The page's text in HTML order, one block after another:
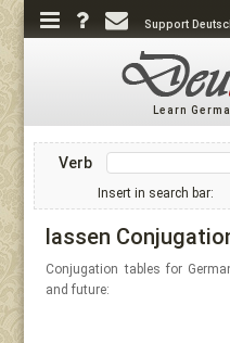
Support
Learn
Verb
Insert in search bar:
lassen
Conjugation tables for
and future: